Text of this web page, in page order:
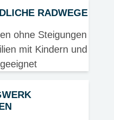
RADWEGE
ohne Steigungen
mit Kindern und